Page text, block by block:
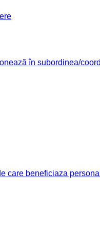
în subordinea/
care beneficiaza